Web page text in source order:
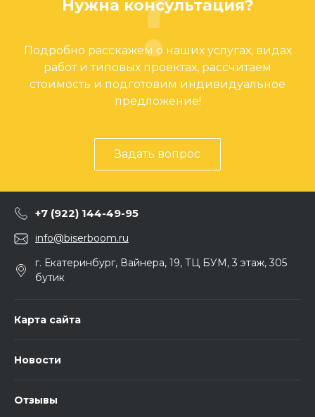
Нужна консультация?
Подробно расскажем о наших услугах, видах
работ и типовых проектах, рассчитаем
стоимость и подготовим индивидуальное
предложение!
Задать вопрос
+7 (922) 144-49-95
info@biserboom.ru
г. Екатеринбург, Вайнера, 19, ТЦ БУМ, 3 этаж, 305
бутик
Карта сайта
Новости
Отзывы